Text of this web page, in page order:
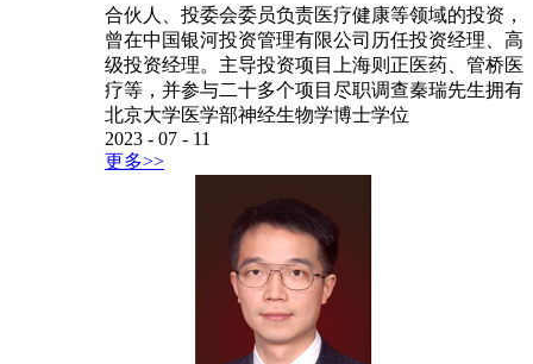
合伙人、投委会委员负责医疗健康等领域的投资，
曾在中国银河投资管理有限公司历任投资经理、高
级投资经理。主导投资项目上海则正医药、管桥医
疗等，并参与二十多个项目尽职调查秦瑞先生拥有
北京大学医学部神经生物学博士学位
2023 - 07 - 11
更多>>